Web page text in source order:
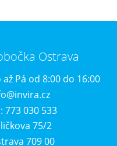
Ostrava
až Pá od 8:00 do 16:00
773 030 533
75/2
709 00